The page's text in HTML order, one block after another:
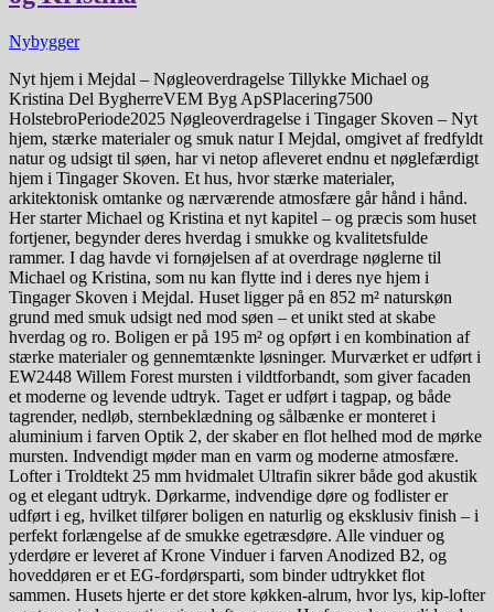
Nybygger
Nyt hjem i Mejdal – Nøgleoverdragelse Tillykke Michael og
Kristina Del BygherreVEM Byg ApSPlacering7500
HolstebroPeriode2025 Nøgleoverdragelse i Tingager Skoven – Nyt
hjem, stærke materialer og smuk natur I Mejdal, omgivet af fredfyldt
natur og udsigt til søen, har vi netop afleveret endnu et nøglefærdigt
hjem i Tingager Skoven. Et hus, hvor stærke materialer,
arkitektonisk omtanke og nærværende atmosfære går hånd i hånd.
Her starter Michael og Kristina et nyt kapitel – og præcis som huset
fortjener, begynder deres hverdag i smukke og kvalitetsfulde
rammer. I dag havde vi fornøjelsen af at overdrage nøglerne til
Michael og Kristina, som nu kan flytte ind i deres nye hjem i
Tingager Skoven i Mejdal. Huset ligger på en 852 m² naturskøn
grund med smuk udsigt ned mod søen – et unikt sted at skabe
hverdag og ro. Boligen er på 195 m² og opført i en kombination af
stærke materialer og gennemtænkte løsninger. Murværket er udført i
EW2448 Willem Forest mursten i vildtforbandt, som giver facaden
et moderne og levende udtryk. Taget er udført i tagpap, og både
tagrender, nedløb, sternbeklædning og sålbænke er monteret i
aluminium i farven Optik 2, der skaber en flot helhed mod de mørke
mursten. Indvendigt møder man en varm og moderne atmosfære.
Lofter i Troldtekt 25 mm hvidmalet Ultrafin sikrer både god akustik
og et elegant udtryk. Dørkarme, indvendige døre og fodlister er
udført i eg, hvilket tilfører boligen en naturlig og eksklusiv finish – i
perfekt forlængelse af de smukke egetræsdøre. Alle vinduer og
yderdøre er leveret af Krone Vinduer i farven Anodized B2, og
hoveddøren er et EG-fordørsparti, som binder udtrykket flot
sammen. Husets hjerte er det store køkken-alrum, hvor lys, kip-lofter